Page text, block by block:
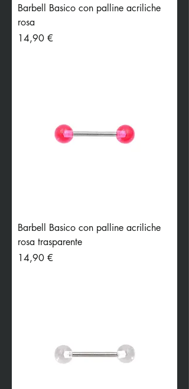
Barbell Basico con palline acriliche
rosa
Preis
14,90 €
Barbell Basico con palline acriliche
rosa trasparente
Preis
14,90 €